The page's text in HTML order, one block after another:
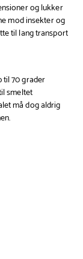
og lukker
mod insekter og
til lang transport
70 grader
smeltet
må dog aldrig